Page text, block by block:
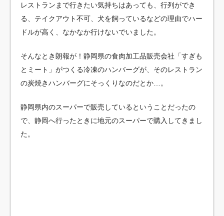
レストランまで行きたい気持ちはあっても、行列ができ
る、テイクアウト不可、犬を飼っているなどの理由でハー
ドルが高く、なかなか行けないでいました。
そんなとき朗報が！静岡県の食肉加工品販売会社「すぎも
とミート」がつくる冷凍のハンバーグが、そのレストラン
の炭焼きハンバーグにそっくりなのだとか…。
静岡県内のスーパーで販売しているということだったの
で、静岡へ行ったときに地元のスーパーで購入してきまし
た。